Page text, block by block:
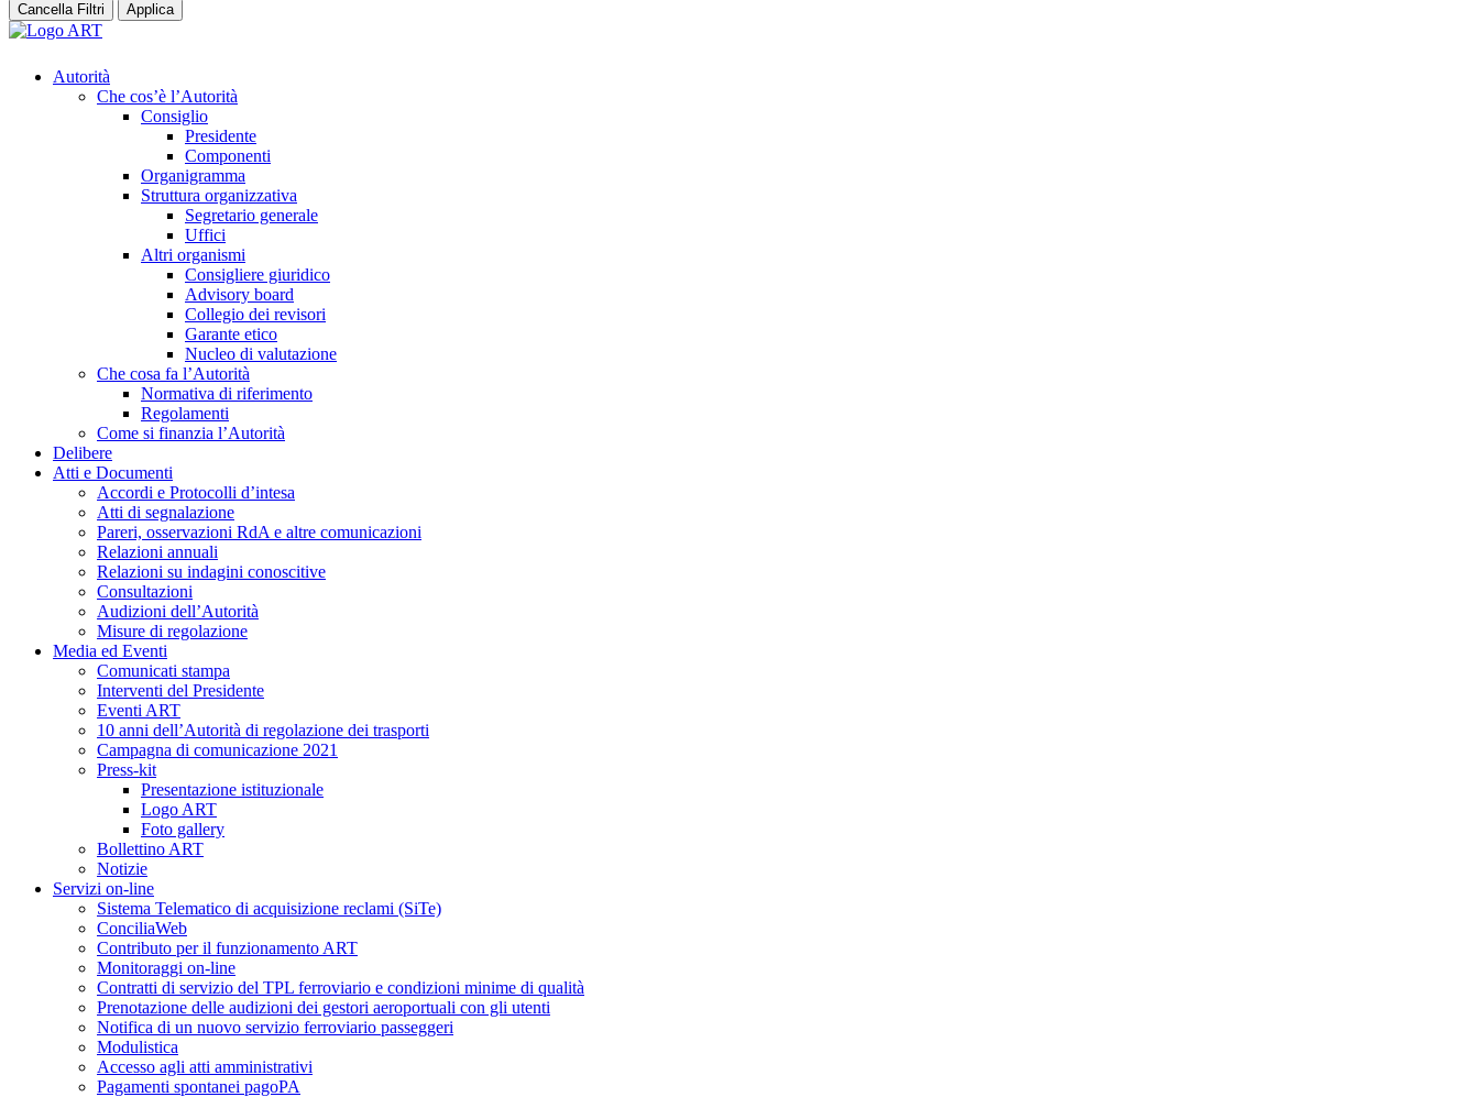
Cancella Filtri Applica
Autorità
Che cos’è l’Autorità
Consiglio
Presidente
Componenti
Organigramma
Struttura organizzativa
Segretario generale
Uffici
Altri organismi
Consigliere giuridico
Advisory board
Collegio dei revisori
Garante etico
Nucleo di valutazione
Che cosa fa l’Autorità
Normativa di riferimento
Regolamenti
Come si finanzia l’Autorità
Delibere
Atti e Documenti
Accordi e Protocolli d’intesa
Atti di segnalazione
Pareri, osservazioni RdA e altre comunicazioni
Relazioni annuali
Relazioni su indagini conoscitive
Consultazioni
Audizioni dell’Autorità
Misure di regolazione
Media ed Eventi
Comunicati stampa
Interventi del Presidente
Eventi ART
10 anni dell’Autorità di regolazione dei trasporti
Campagna di comunicazione 2021
Press-kit
Presentazione istituzionale
Logo ART
Foto gallery
Bollettino ART
Notizie
Servizi on-line
Sistema Telematico di acquisizione reclami (SiTe)
ConciliaWeb
Contributo per il funzionamento ART
Monitoraggi on-line
Contratti di servizio del TPL ferroviario e condizioni minime di qualità
Prenotazione delle audizioni dei gestori aeroportuali con gli utenti
Notifica di un nuovo servizio ferroviario passeggeri
Modulistica
Accesso agli atti amministrativi
Pagamenti spontanei pagoPA